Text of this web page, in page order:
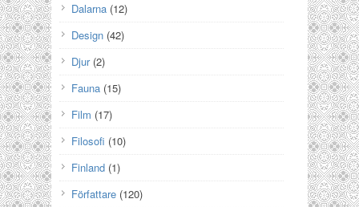
Dalarna (12)
Design (42)
Djur(2)
Fauna (15)
Film (17)
Filosofi (10)
Finland (1)
Författare (120)